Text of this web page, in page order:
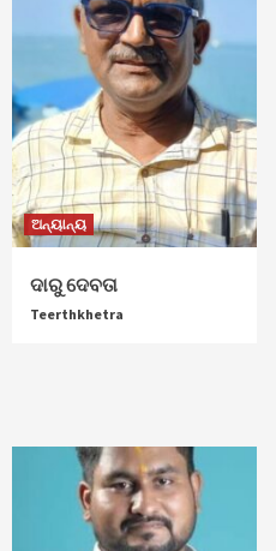
ଅନ୍ୟାନ୍ୟ
ଦାରୁ ଦେବତା
Teerthkhetra